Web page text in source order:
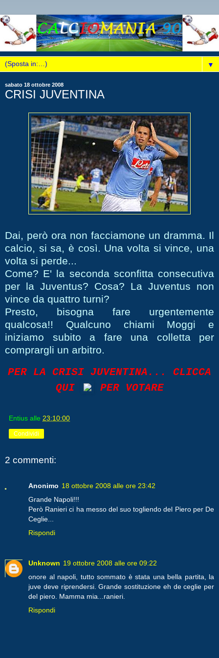
▼
sabato 18 ottobre 2008
CRISI JUVENTINA
Dai, però ora non facciamone un dramma. Il
calcio, si sa, è così. Una volta si vince, una
volta si perde...
Come? E' la seconda sconfitta consecutiva
per la Juventus? Cosa? La Juventus non
vince da quattro turni?
Presto, bisogna fare urgentemente
qualcosa!! Qualcuno chiami Moggi e
iniziamo subito a fare una colletta per
comprargli un arbitro.
PER LA CRISI JUVENTINA... CLICCA
QUI
PER VOTARE
Entius alle 23:10:00
Condividi
2 commenti:
Anonimo 18 ottobre 2008 alle ore 23:42
Grande Napoli!!!
Però Ranieri ci ha messo del suo togliendo del Piero per De
Ceglie...
Rispondi
Unknown 19 ottobre 2008 alle ore 09:22
onore al napoli, tutto sommato è stata una bella partita, la
juve deve riprendersi. Grande sostituzione eh de ceglie per
del piero. Mamma mia...ranieri.
Rispondi